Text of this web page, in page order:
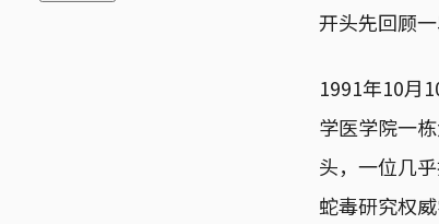
开头先回顾一
1991年10月
学医学院一
头，一位几
蛇毒研究权